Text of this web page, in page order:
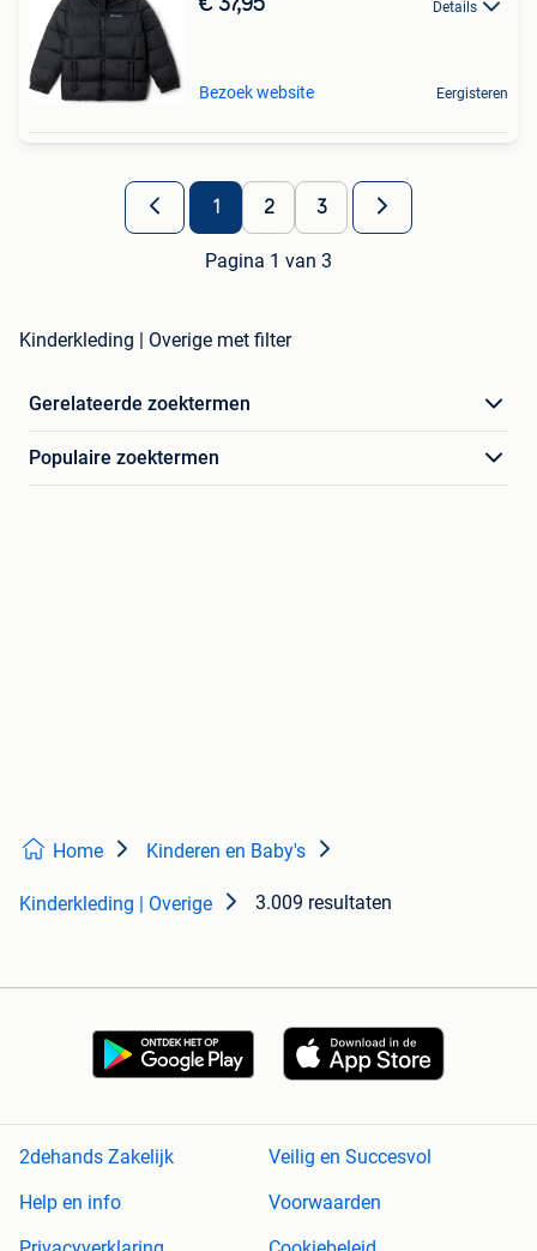
€ 37,95 Details
Bezoek website Eergisteren
1 2 3
Pagina 1 van 3
Kinderkleding | Overige met filter
Gerelateerde zoektermen
Populaire zoektermen
Home Kinderen en Baby's
Kinderkleding | Overige 3.009 resultaten
2dehands Zakelijk
Veilig en Succesvol
Help en info
Voorwaarden